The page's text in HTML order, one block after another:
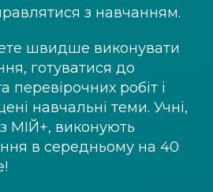
з навчанням.
швидше виконувати
готуватися до
перевірочних робіт і
навчальні теми. Учні,
МІЙ+, виконують
в середньому на 40